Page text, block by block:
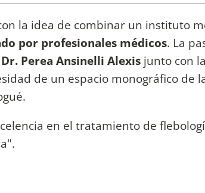
la idea de combinar un instituto
por profesionales médicos. La
Dr. Perea Ansinelli Alexis junto con
de un espacio monográfico de
en el tratamiento de